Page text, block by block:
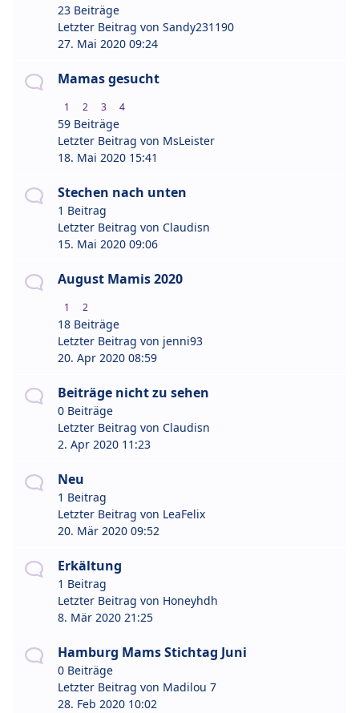
23 Beiträge
Letzter Beitrag von Sandy231190
27. Mai 2020 09:24
Mamas gesucht
1 2 3 4
59 Beiträge
Letzter Beitrag von MsLeister
18. Mai 2020 15:41
Stechen nach unten
1 Beitrag
Letzter Beitrag von Claudisn
15. Mai 2020 09:06
August Mamis 2020
1 2
18 Beiträge
Letzter Beitrag von jenni93
20. Apr 2020 08:59
Beiträge nicht zu sehen
0 Beiträge
Letzter Beitrag von Claudisn
2. Apr 2020 11:23
Neu
1 Beitrag
Letzter Beitrag von LeaFelix
20. Mär 2020 09:52
Erkältung
1 Beitrag
Letzter Beitrag von Honeyhdh
8. Mär 2020 21:25
Hamburg Mams Stichtag Juni
0 Beiträge
Letzter Beitrag von Madilou 7
28. Feb 2020 10:02